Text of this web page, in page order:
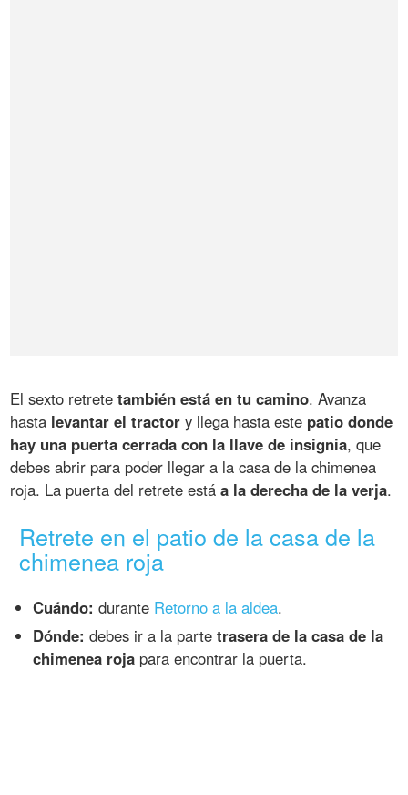
El sexto retretetambién está en tu camino. Avanza
hasta levantar el tractor y llega hasta este patio donde
hay una puerta cerrada con la llave de insignia, que
debes abrir para poder llegar a la casa de la chimenea
roja. La puerta del retrete estáa la derecha de la verja.
Retrete en el patio de la casa de la
chimenea roja
Cuándo: durante Retorno a la aldea.
Dónde: debes ir a la partetrasera de la casa de la
chimenea roja para encontrar la puerta.